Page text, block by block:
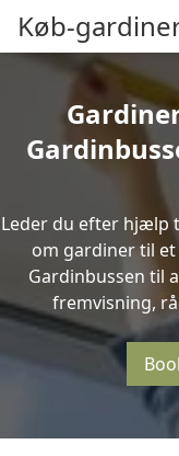
Køb-
Leder du efter hjælp
om gardiner til
Gardinbussen til
fremvisning,